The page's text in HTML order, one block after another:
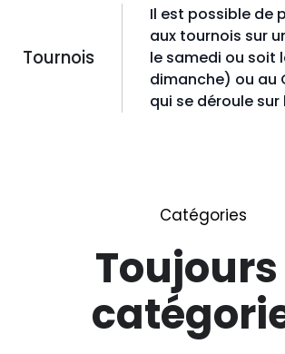
Tournois
Il est possible de
aux tournois sur
le samedi ou soit
dimanche) ou au
qui se déroule sur
Catégories
Toujours